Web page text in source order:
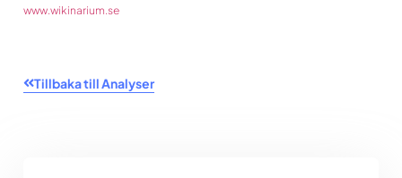
www.wikinarium.se
Tillbaka till Analyser